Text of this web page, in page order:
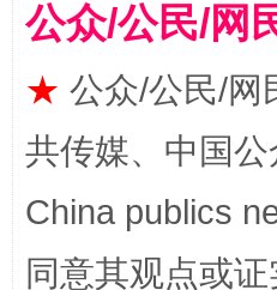
公众/公民/网
★ 公众/公民/网
共传媒、中国
China publics
同意其观点或